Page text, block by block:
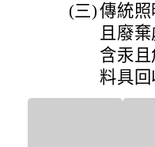
(三)傳統
且廢
含汞
料具